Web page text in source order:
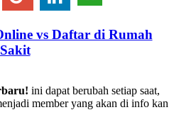
vs Daftar di Rumah
Sakit
ini dapat berubah setiap saat,
member yang akan di info kan